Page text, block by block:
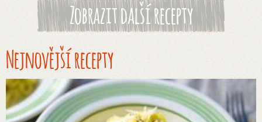
Zobrazit další recepty
Nejnovější recepty